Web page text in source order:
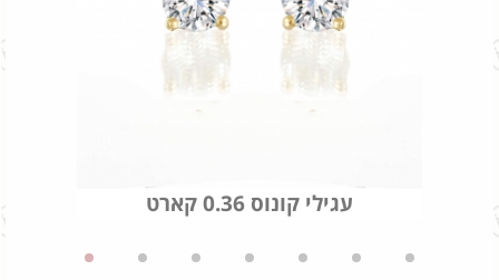
עגילי קונוס 0.36 קארט